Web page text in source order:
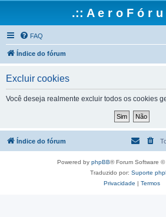
.:: A e r o F ó r
FAQ
Índice do fórum
Excluir cookies
Você deseja realmente excluir todos os cookies
Índice do fórum
Powered by phpBB® Forum Software ©
Traduzido por: Suporte
Privacidade | Termos